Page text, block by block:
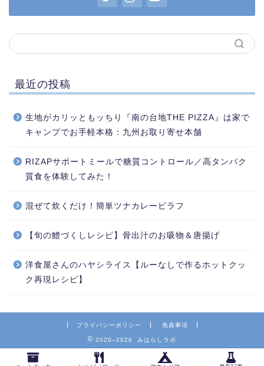
最近の投稿
生地がカリッともッちり『南の台地THE PIZZA』は家で
キャンプでお手軽本格：九州お取り寄せ本舗
RIZAPサポートミールで糖質コントロール／高タンパク
質食を体験してみた！
混ぜて炊くだけ！簡単ツナカレーピラフ
【旬の鱧づくしレシピ】骨出汁のお吸物＆唐揚げ
洋食屋さんのハヤシライス【ルーなしで作るホットクッ
ク再現レシピ】
プライバシーポリシー 免責事項
2020–2026 みはらしラボ